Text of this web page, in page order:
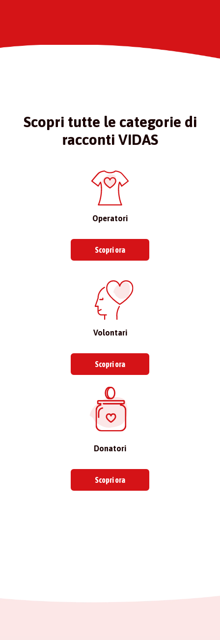
Scopri tutte le categorie di
racconti VIDAS
Operatori
Scopri ora
Volontari
Scopri ora
Donatori
Scopri ora